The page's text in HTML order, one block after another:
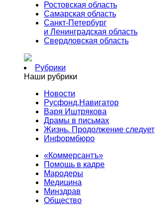
Ростовская область
Самарская область
Санкт-Петербург
и Ленинградская область
Свердловская область
Рубрики
Наши рубрики
Новости
Русфонд.Навигатор
Варя Иштрякова
Драмы в письмах
Жизнь. Продолжение следует
Информбюро
«Коммерсантъ»
Помощь в кадре
Мародеры
Медицина
Минздрав
Общество